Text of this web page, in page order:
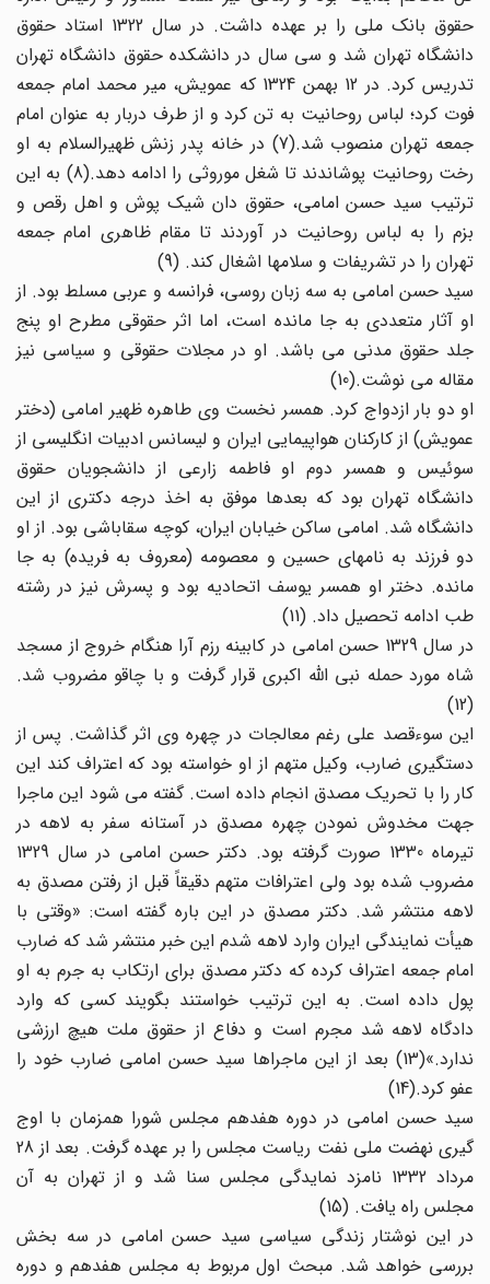
حقوق بانک ملی را بر عهده داشت. در سال 1322 استاد حقوق
دانشگاه تهران شد و سی سال در دانشکده حقوق دانشگاه تهران
تدریس کرد. در 12 بهمن 1324 که عمویش، میر محمد امام جمعه
فوت کرد؛ لباس روحانیت به تن کرد و از طرف دربار به عنوان امام
جمعه تهران منصوب شد.(7) در خانه پدر زنش ظهیرالسلام به او
رخت روحانیت پوشاندند تا شغل موروثی را ادامه دهد.(8) به این
ترتیب سید حسن امامی، حقوق دان شیک پوش و اهل رقص و
بزم را به لباس روحانیت در آوردند تا مقام ظاهری امام جمعه
تهران را در تشریفات و سلامها اشغال کند. (9)
سید حسن امامی به سه زبان روسی، فرانسه و عربی مسلط بود. از
او آثار متعددی به جا مانده است، اما اثر حقوقی مطرح او پنج
جلد حقوق مدنی می باشد. او در مجلات حقوقی و سیاسی نیز
مقاله می نوشت.(10)
او دو بار ازدواج کرد. همسر نخست وی طاهره ظهیر امامی (دختر
عمویش) از کارکنان هواپیمایی ایران و لیسانس ادبیات انگلیسی از
سوئیس و همسر دوم او فاطمه زارعی از دانشجویان حقوق
دانشگاه تهران بود که بعدها موفق به اخذ درجه دکتری از این
دانشگاه شد. امامی ساکن خیابان ایران، کوچه سقاباشی بود. از او
دو فرزند به نامهای حسین و معصومه (معروف به فریده) به جا
مانده. دختر او همسر یوسف اتحادیه بود و پسرش نیز در رشته
طب ادامه تحصیل داد. (11)
در سال 1329 حسن امامی در کابینه رزم آرا هنگام خروج از مسجد
شاه مورد حمله نبی الله اکبری قرار گرفت و با چاقو مضروب شد.
این سوءقصد علی رغم معالجات در چهره وی اثر گذاشت. پس از
دستگیری ضارب، وکیل متهم از او خواسته بود که اعتراف کند این
کار را با تحریک مصدق انجام داده است. گفته می شود این ماجرا
جهت مخدوش نمودن چهره مصدق در آستانه سفر به لاهه در
تیرماه 1330 صورت گرفته بود. دکتر حسن امامی در سال 1329
مضروب شده بود ولی اعترافات متهم دقیقاً قبل از رفتن مصدق به
لاهه منتشر شد. دکتر مصدق در این باره گفته است: «وقتی با
هیأت نمایندگی ایران وارد لاهه شدم این خبر منتشر شد که ضارب
امام جمعه اعتراف کرده که دکتر مصدق برای ارتکاب به جرم به او
پول داده است. به این ترتیب خواستند بگویند کسی که وارد
دادگاه لاهه شد مجرم است و دفاع از حقوق ملت هیچ ارزشی
ندارد.»(13) بعد از این ماجراها سید حسن امامی ضارب خود را
عفو کرد.(14)
سید حسن امامی در دوره هفدهم مجلس شورا همزمان با اوج
گیری نهضت ملی نفت ریاست مجلس را بر عهده گرفت. بعد از 28
مرداد 1332 نامزد نمایدگی مجلس سنا شد و از تهران به آن
مجلس راه یافت. (15)
در این نوشتار زندگی سیاسی سید حسن امامی در سه بخش
بررسی خواهد شد. مبحث اول مربوط به مجلس هفدهم و دوره